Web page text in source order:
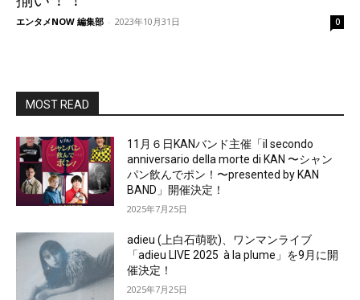
エンタメNOW 編集部 - 2023年10月31日 0
MOST READ
11月６日KANバンド主催「il secondo
anniversario della morte di KAN 〜シャン
パン飲んでポン！〜presented by KAN
BAND」開催決定！
2025年7月25日
adieu (上白石萌歌)、ワンマンライブ
「adieu LIVE 2025 à la plume」を9月に開
催決定！
2025年7月25日